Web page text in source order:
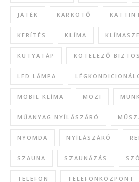
JÁTÉK KARKÖTŐ
KERÍTÉS KLÍMA
KUTYATÁP KÖTELEZŐ
LED LÁMPA
MOBIL KLÍMA MOZI
MŰANYAG NYÍLÁSZÁRÓ
NYOMDA NYÍLÁSZÁRÓ
SZAUNA SZAUNÁZÁS
TELEFON TELEFONKÖZPONT